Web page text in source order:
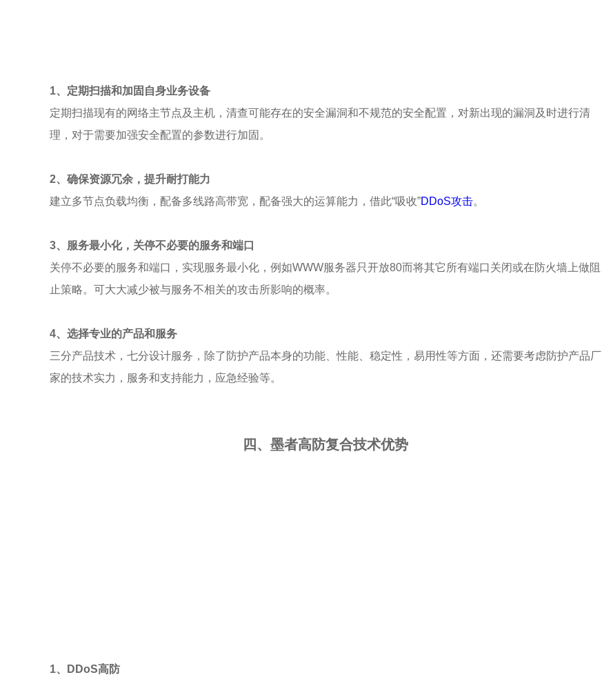
1、定期扫描和加固自身业务设备
定期扫描现有的网络主节点及主机，清查可能存在的安全漏洞和不规范的安全配置，对新出现的漏洞及时进行清
理，对于需要加强安全配置的参数进行加固。
2、确保资源冗余，提升耐打能力
建立多节点负载均衡，配备多线路高带宽，配备强大的运算能力，借此“吸收”DDoS攻击。
3、服务最小化，关停不必要的服务和端口
关停不必要的服务和端口，实现服务最小化，例如WWW服务器只开放80而将其它所有端口关闭或在防火墙上做阻
止策略。可大大减少被与服务不相关的攻击所影响的概率。
4、选择专业的产品和服务
三分产品技术，七分设计服务，除了防护产品本身的功能、性能、稳定性，易用性等方面，还需要考虑防护产品厂
家的技术实力，服务和支持能力，应急经验等。
四、墨者高防复合技术优势
1、DDoS高防